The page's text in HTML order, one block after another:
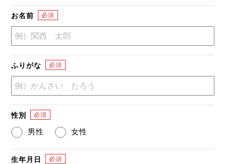
お名前
ふりがな
性別
男性 女性
生年月日